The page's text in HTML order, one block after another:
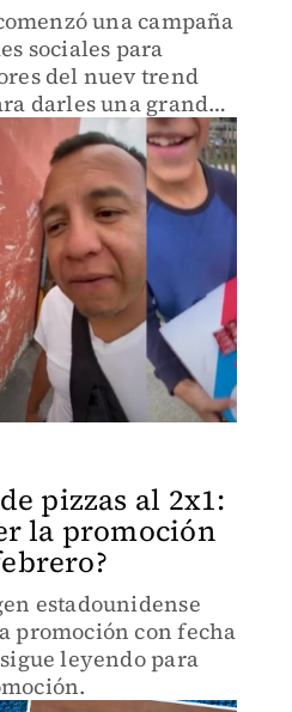
una campaña
sociales para
del nuev trend
darles una grandes
virales.
pizzas al 2x1:
la promoción
estadounidense
promoción con fecha
leyendo para